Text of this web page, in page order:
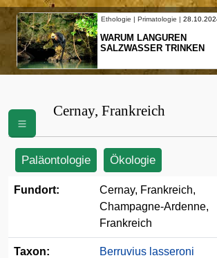
Ethologie | Primatologie |
WARUM LANGUREN
SALZWASSER TRINKEN
Cernay, Frankreich
Paläontologie Ökologie
Fundort:
Cernay, Frankreich,
Champagne-Ardenne,
Frankreich
Taxon: Berruvius lasseroni